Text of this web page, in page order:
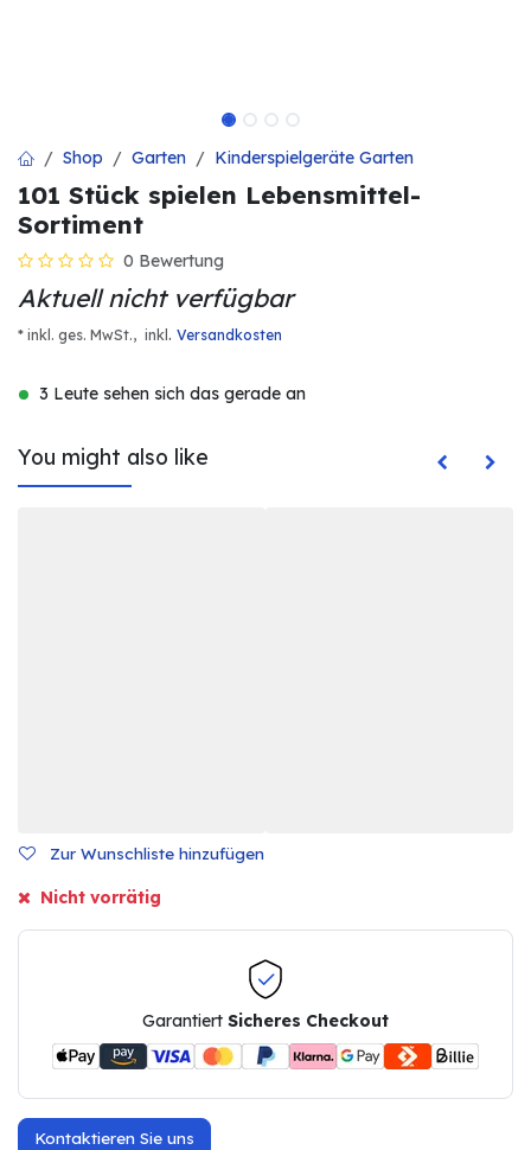
Shop Garten Kinderspielgeräte Garten
101 Stück spielen Lebensmittel-
Sortiment
0 Bewertung
Aktuell nicht verfügbar
* inkl. ges. MwSt., inkl . Versandkosten
3 Leute sehen sich das gerade an
You might also like
Zur Wunschliste hinzufügen
Nicht vorrätig
Garantiert Sicheres Checkout
Kontaktieren Sie uns